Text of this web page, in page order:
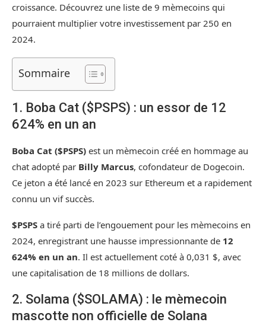
croissance. Découvrez une liste de 9 mèmecoins qui
pourraient multiplier votre investissement par 250 en
2024.
Sommaire
1. Boba Cat ($PSPS) : un essor de 12
624% en un an
Boba Cat ($PSPS) est un mèmecoin créé en hommage au
chat adopté par Billy Marcus, cofondateur de Dogecoin.
Ce jeton a été lancé en 2023 sur Ethereum et a rapidement
connu un vif succès.
$PSPS a tiré parti de l’engouement pour les mèmecoins en
2024, enregistrant une hausse impressionnante de 12
624% en un an. Il est actuellement coté à 0,031 $, avec
une capitalisation de 18 millions de dollars.
2. Solama ($SOLAMA) : le mèmecoin
mascotte non officielle de Solana